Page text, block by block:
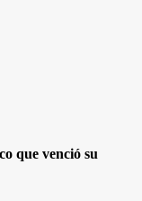
que venció su